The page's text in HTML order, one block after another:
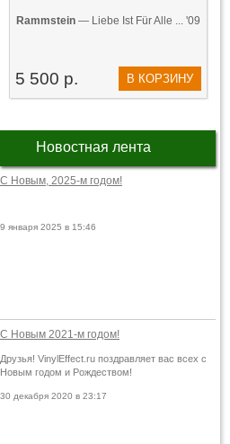
Rammstein — Liebe Ist Für Alle ... '09
5 500 р. В КОРЗИНУ
Новостная лента
С Новым, 2025-м годом!
9 января 2025 в 15:46
С Новым 2021-м годом!
Друзья! VinylEffect.ru поздравляет вас всех с
Новым годом и Рождеством!
30 декабря 2020 в 23:17